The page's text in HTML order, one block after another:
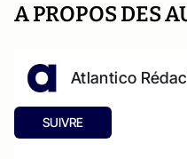
A PROPOS DES
Atlantico
SUIVRE